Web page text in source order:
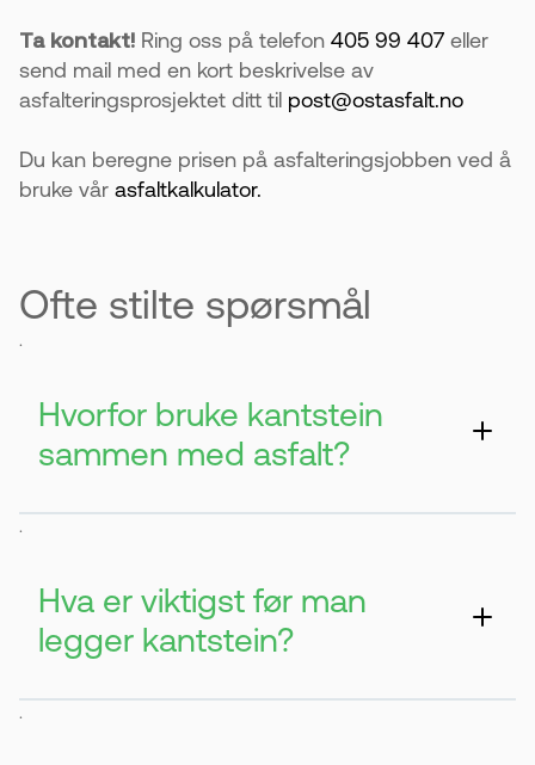
Ta kontakt! Ring oss på telefon 405 99 407 eller
send mail med en kort beskrivelse av
asfalteringsprosjektet ditt til post@ostasfalt.no
Du kan beregne prisen på asfalteringsjobben ved å
bruke vår asfaltkalkulator.
Ofte stilte spørsmål
.
Hvorfor bruke kantstein
sammen med asfalt?
Den lager en tydelig avslutning og ramme
.
Hva er viktigst før man
legger kantstein?
Grunnarbeidet er viktigst. Underlaget må
.